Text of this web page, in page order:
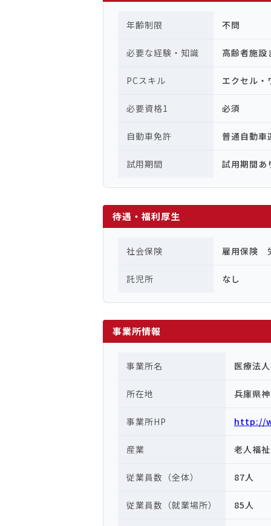
年齢制限 不問
必要な経験・知識 高齢者施設
PCスキル エクセル・
必要資格1 必須
自動車免許 普通自動
試用期間 試用期間あ
待遇・福利厚生
社会保険 雇用保険
託児所 なし
事業所情報
事業所名 医療法
所在地 兵庫県
事業所HP http://
産業 老人福
従業員数（全体） 87人
従業員数（就業場所） 85人